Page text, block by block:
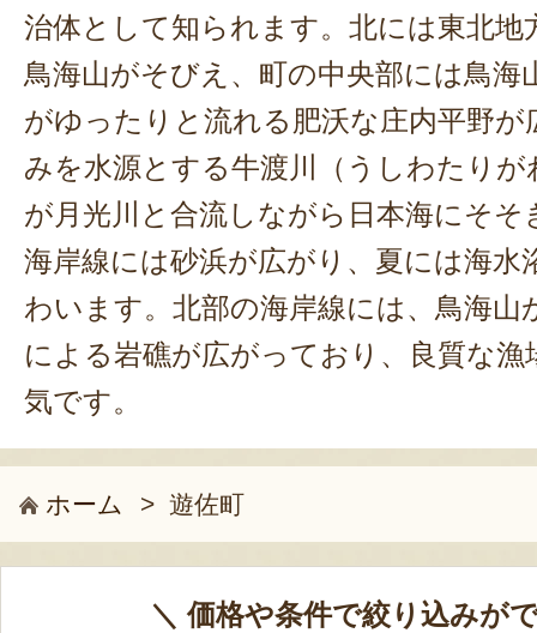
治体として知られます。北には東北地
鳥海山がそびえ、町の中央部には鳥海
がゆったりと流れる肥沃な庄内平野
みを水源とする牛渡川（うしわたり
が月光川と合流しながら日本海にそそ
海岸線には砂浜が広がり、夏には海水
わいます。北部の海岸線には、鳥海山
による岩礁が広がっており、良質な
気です。
ホーム > 遊佐町
＼ 価格や条件で絞り込みが